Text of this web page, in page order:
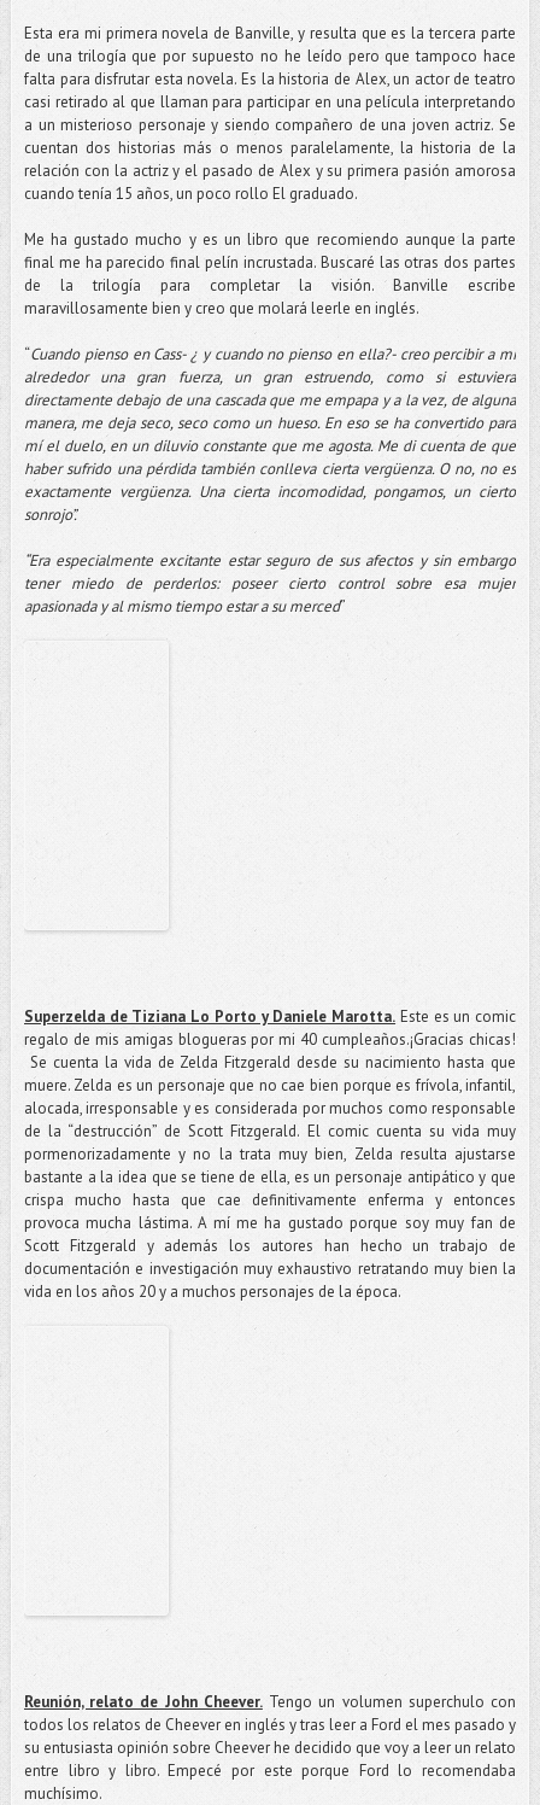
Esta era mi primera novela de Banville, y resulta que es la tercera parte
de una trilogía que por supuesto no he leído pero que tampoco hace
falta para disfrutar esta novela. Es la historia de Alex, un actor de teatro
casi retirado al que llaman para participar en una película interpretando
a un misterioso personaje y siendo compañero de una joven actriz. Se
cuentan dos historias más o menos paralelamente, la historia de la
relación con la actriz y el pasado de Alex y su primera pasión amorosa
cuando tenía 15 años, un poco rollo El graduado.
Me ha gustado mucho y es un libro que recomiendo aunque la parte
final me ha parecido final pelín incrustada. Buscaré las otras dos partes
de la trilogía para completar la visión. Banville escribe
maravillosamente bien y creo que molará leerle en inglés.
“Cuando pienso en Cass- ¿ y cuando no pienso en ella?- creo percibir a mi
alrededor una gran fuerza, un gran estruendo, como si estuviera
directamente debajo de una cascada que me empapa y a la vez, de alguna
manera, me deja seco, seco como un hueso. En eso se ha convertido para
mí el duelo, en un diluvio constante que me agosta. Me di cuenta de que
haber sufrido una pérdida también conlleva cierta vergüenza. O no, no es
exactamente vergüenza. Una cierta incomodidad, pongamos, un cierto
sonrojo”.
“Era especialmente excitante estar seguro de sus afectos y sin embargo
tener miedo de perderlos: poseer cierto control sobre esa mujer
apasionada y al mismo tiempo estar a su merced”
Superzelda de Tiziana Lo Porto y Daniele Marotta. Este es un comic
regalo de mis amigas blogueras por mi 40 cumpleaños.¡Gracias chicas!
Se cuenta la vida de Zelda Fitzgerald desde su nacimiento hasta que
muere. Zelda es un personaje que no cae bien porque es frívola, infantil,
alocada, irresponsable y es considerada por muchos como responsable
de la “destrucción” de Scott Fitzgerald. El comic cuenta su vida muy
pormenorizadamente y no la trata muy bien, Zelda resulta ajustarse
bastante a la idea que se tiene de ella, es un personaje antipático y que
crispa mucho hasta que cae definitivamente enferma y entonces
provoca mucha lástima. A mí me ha gustado porque soy muy fan de
Scott Fitzgerald y además los autores han hecho un trabajo de
documentación e investigación muy exhaustivo retratando muy bien la
vida en los años 20 y a muchos personajes de la época.
Reunión, relato de John Cheever.Tengo un volumen superchulo con
todos los relatos de Cheever en inglés y tras leer a Ford el mes pasado y
su entusiasta opinión sobre Cheever he decidido que voy a leer un relato
entre libro y libro. Empecé por este porque Ford lo recomendaba
muchísimo.